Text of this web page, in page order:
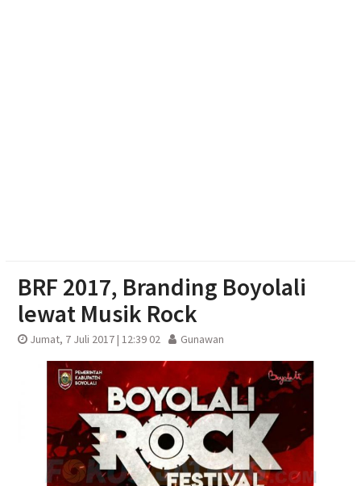
BRF 2017, Branding Boyolali
lewat Musik Rock
Jumat, 7 Juli 2017 | 12:39 02 Gunawan